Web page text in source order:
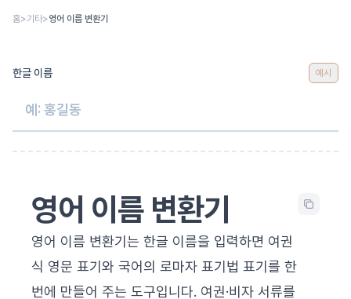
홈>기타>영어 이름 변환기
한글 이름 예시
영어 이름 변환기
영어 이름 변환기는 한글 이름을 입력하면 여권
식 영문 표기와 국어의 로마자 표기법 표기를 한
번에 만들어 주는 도구입니다. 여권·비자 서류를